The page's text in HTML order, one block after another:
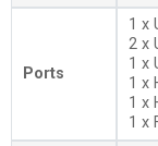
Ports
1 x
2 x
1 x
1 x
1 x
1 x